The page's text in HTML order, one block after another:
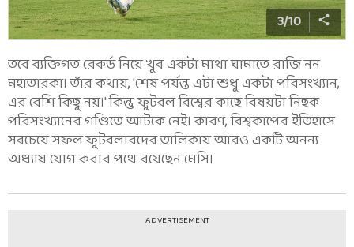
3/10
তবে ব্যক্তিগত রেকর্ড নিয়ে খুব একটা মাথা ঘামাতে রাজি নন
মহাতারকা। তাঁর কথায়, 'শেষ পর্যন্ত এটা শুধু একটা পরিসংখ্যান,
এর বেশি কিছু নয়।' কিন্তু ফুটবল বিশ্বের কাছে বিষয়টা নিছক
পরিসংখ্যানের গণ্ডিতে আটকে নেই। কারণ, বিশ্বকাপের ইতিহাসে
সবচেয়ে সফল ফুটবলারদের তালিকায় আরও একটি অনন্য
অধ্যায় যোগ করার পথে রয়েছেন মেসি।
ADVERTISEMENT